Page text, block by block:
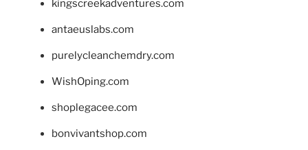
kingscreekadventures.com
antaeuslabs.com
purelycleanchemdry.com
WishOping.com
shoplegacee.com
bonvivantshop.com